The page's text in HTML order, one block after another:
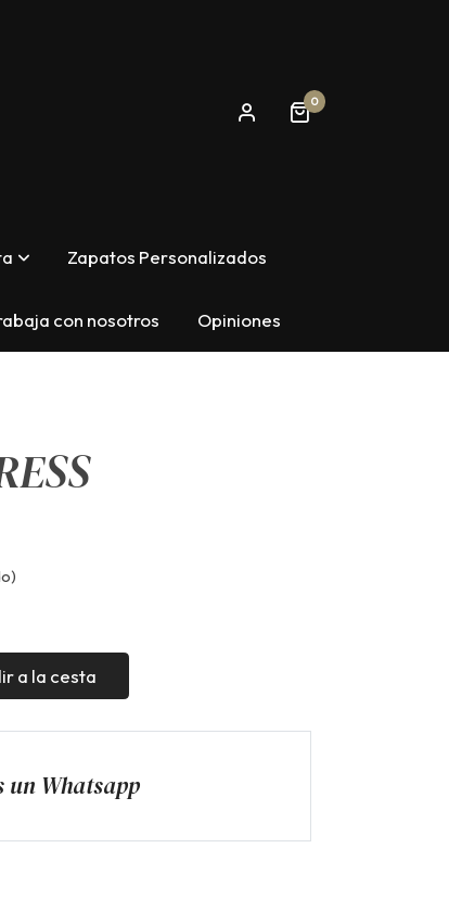
0
Zapatos Personalizados
con nosotros Opiniones
a la cesta
un Whatsapp